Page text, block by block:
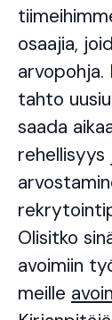
osaajia,
arvopohja.
tahto
saada
Olisitko
avoimiin
meille